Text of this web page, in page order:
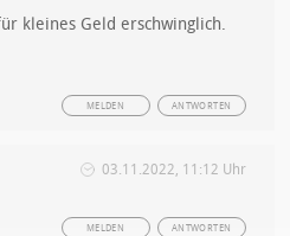
kleines Geld erschwinglich.
ANTWORTEN
MELDEN
03.11.2022, 11:12 Uhr
ANTWORTEN
MELDEN